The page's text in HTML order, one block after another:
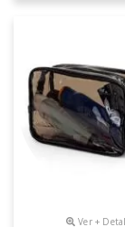
Ver +